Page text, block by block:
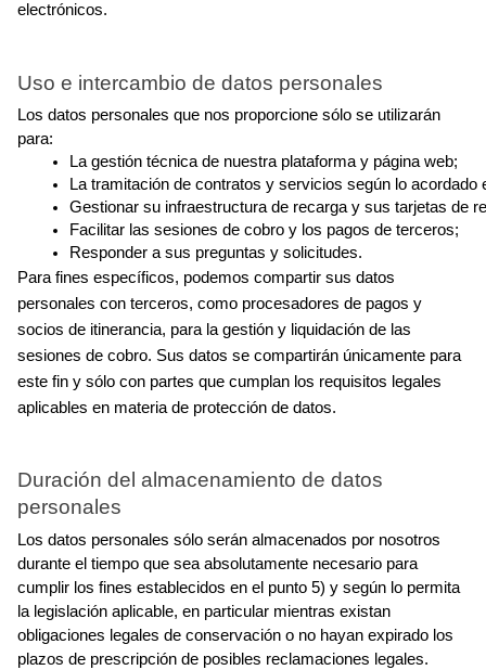
electrónicos.
Uso e intercambio de datos personales
Los datos personales que nos proporcione sólo se utilizarán
para:
La gestión técnica de nuestra plataforma y página web;
La tramitación de contratos y servicios según lo acordado
Gestionar su infraestructura de recarga y sus tarjetas de
Facilitar las sesiones de cobro y los pagos de terceros;
Responder a sus preguntas y solicitudes.
Para fines específicos, podemos compartir sus datos
personales con terceros, como procesadores de pagos y
socios de itinerancia, para la gestión y liquidación de las
sesiones de cobro. Sus datos se compartirán únicamente para
este fin y sólo con partes que cumplan los requisitos legales
aplicables en materia de protección de datos.
Duración del almacenamiento de datos
personales
Los datos personales sólo serán almacenados por nosotros
durante el tiempo que sea absolutamente necesario para
cumplir los fines establecidos en el punto 5) y según lo permita
la legislación aplicable, en particular mientras existan
obligaciones legales de conservación o no hayan expirado los
plazos de prescripción de posibles reclamaciones legales.